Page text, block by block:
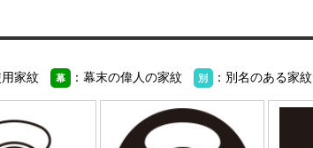
家紋 幕 ：幕末の偉人の家紋 別 ：別名のある家紋